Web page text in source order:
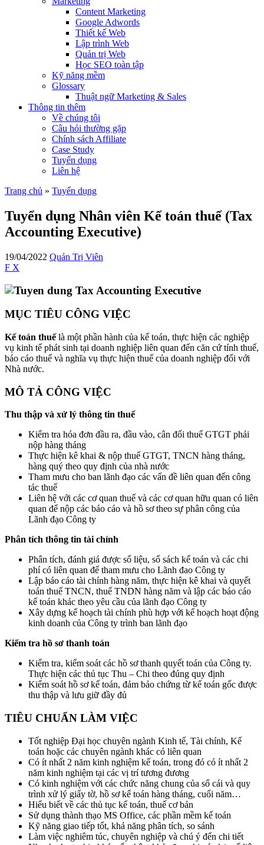
Content Marketing
Google Adwords
Thiết kế Web
Lập trình Web
Quản trị Web
Học SEO toàn tập
Kỹ năng mềm
Glossary
Thuật ngữ Marketing & Sales
Thông tin thêm
Về chúng tôi
Câu hỏi thường gặp
Chính sách Affiliate
Case Study
Tuyển dụng
Liên hệ
Trang chủ » Tuyển dụng
Tuyển dụng Nhân viên Kế toán thuế (Tax
Accounting Executive)
19/04/2022 Quản Trị Viên
F X
MỤC TIÊU CÔNG VIỆC
Kế toán thuếlà một phần hành của kế toán, thực hiện các nghiệp
vụ kinh tế phát sinh tại doanh nghiệp liên quan đến căn cứ tính thuế,
báo cáo thuế và nghĩa vụ thực hiện thuế của doanh nghiệp đối với
Nhà nước.
MÔ TẢ CÔNG VIỆC
Thu thập và xử lý thông tin thuế
Kiểm tra hóa đơn đầu ra, đầu vào, cân đối thuế GTGT phải
nộp hàng tháng
Thực hiện kê khai & nộp thuế GTGT, TNCN hàng tháng,
hàng quý theo quy định của nhà nước
Tham mưu cho ban lãnh đạo các vấn đề liên quan đến công
tác thuế
Liên hệ với các cơ quan thuế và các cơ quan hữu quan có liên
quan để nộp các báo cáo và hồ sơ theo sự phân công của
Lãnh đạo Công ty
Phân tích thông tin tài chính
Phân tích, đánh giá được số liệu, sổ sách kế toán và các chi
phí có liên quan để tham mưu cho Lãnh đao Công ty
Lập báo cáo tài chính hàng năm, thực hiện kê khai và quyết
toán thuế TNCN, thuế TNDN hàng năm và lập các báo cáo
kế toán khác theo yêu cầu của lãnh đạo Công ty
Xây dựng kế hoạch tài chính phù hợp với kế hoạch hoạt động
kinh doanh của Công ty trình ban lãnh đạo
Kiểm tra hồ sơ thanh toán
Kiểm tra, kiểm soát các hồ sơ thanh quyết toán của Công ty.
Thực hiện các thủ tục Thu – Chi theo đúng quy định
Kiểm soát hồ sơ kế toán, đảm bảo chứng từ kế toán gốc được
thu thập và lưu giữ đầy đủ
TIÊU CHUẨN LÀM VIỆC
Tốt nghiệp Đại học chuyên ngành Kinh tế, Tài chính, Kế
toán hoặc các chuyên ngành khác có liên quan
Có ít nhất 2 năm kinh nghiệm kế toán, trong đó có ít nhất 2
năm kinh nghiệm tại các vị trí tương đương
Có kinh nghiệm với các chức năng chung của sổ cái và quy
trình xử lý giấy tờ, hồ sơ kế toán hàng tháng, cuối năm…
Hiểu biết về các thủ tục kế toán, thuế cơ bản
Sử dụng thành thạo MS Office, các phần mềm kế toán
Kỹ năng giao tiếp tốt, khả năng phân tích, so sánh
Làm việc nghiêm túc, chuyên nghiệp và chú ý đến chi tiết